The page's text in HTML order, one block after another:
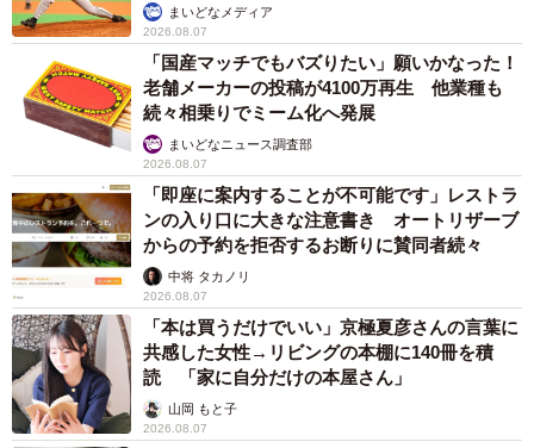
か」まいどなメディア
2026.08.07
「国産マッチでもバズりたい」願いかなった！
老舗メーカーの投稿が4100万再生 他業種も
続々相乗りでミーム化へ発展
まいどなニュース調査部
2026.08.07
「即座に案内することが不可能です」レストラ
ンの入り口に大きな注意書き オートリザーブ
からの予約を拒否するお断りに賛同者続々
中将 タカノリ
2026.08.07
「本は買うだけでいい」京極夏彦さんの言葉に
共感した女性→リビングの本棚に140冊を積
読 「家に自分だけの本屋さん」
山岡 もと子
2026.08.07